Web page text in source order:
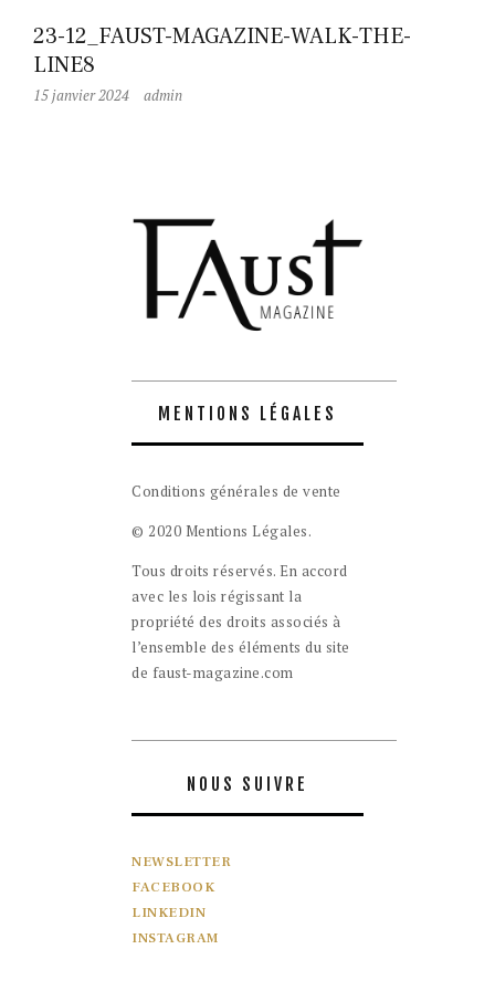
23-12_FAUST-MAGAZINE-WALK-THE-
LINE8
15 janvier 2024 admin
MENTIONS LÉGALES
Conditions générales de vente
© 2020 Mentions Légales.
Tous droits réservés. En accord
avec les lois régissant la
propriété des droits associés à
l’ensemble des éléments du site
de faust-magazine.com
NOUS SUIVRE
NEWSLETTER
FACEBOOK
LINKEDIN
INSTAGRAM